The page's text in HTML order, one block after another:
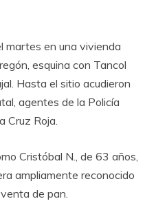
martes en una vivienda
esquina con Tancol
Hasta el sitio acudieron
agentes de la Policía
Cruz Roja.
Cristóbal N., de 63 años,
ampliamente reconocido
de pan.